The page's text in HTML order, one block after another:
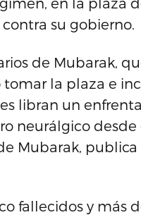
su gobierno.
de Mubarak,
la plaza e
libran un
neurálgico
Mubarak,
fallecidos y más